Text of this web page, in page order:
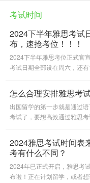
考试时间
2024下半年雅思考试
布，速抢考位！！！
2024下半年雅思考位正式官
考试日期全部设在周六，还
月雅思纸笔、机考和生活技
放报名，快来预约心仪日期
怎么合理安排雅思考
出国留学的第一步就是通过
考试了，要想高效通过雅思
2024雅思考试时间表
考有什么不同？
2024年已正式开启，雅思考
布啦！正在计划留学，或者